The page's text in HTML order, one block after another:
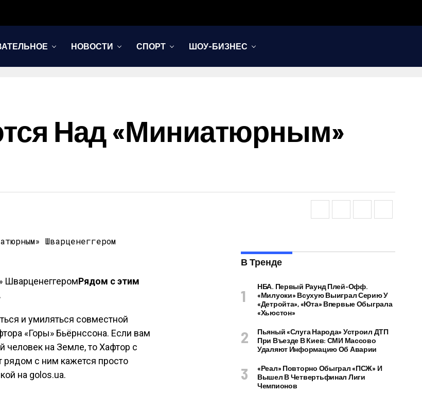
НОВОСТИ СПОРТ ШОУ-БИЗНЕС
Над «миниатюрным»
Рядом с этим
и умиляться совместной
«Горы» Бьёрнссона. Если вам
человек на Земле, то Хафтор с
рядом с ним кажется просто
на golos.ua.
В Тренде
НБА. Первый Раунд Плей-Офф.
«Милуоки» Всухую Выиграл Серию У
«Детройта», «Юта» Впервые Обыграла
«Хьюстон»
Пьяный «слуга Народа» Устроил ДТП
При Въезде В Киев: СМИ Массово
Удаляют Информацию Об Аварии
«Реал» Повторно Обыграл «ПСЖ» И
Вышел В Четвертьфинал Лиги
Чемпионов